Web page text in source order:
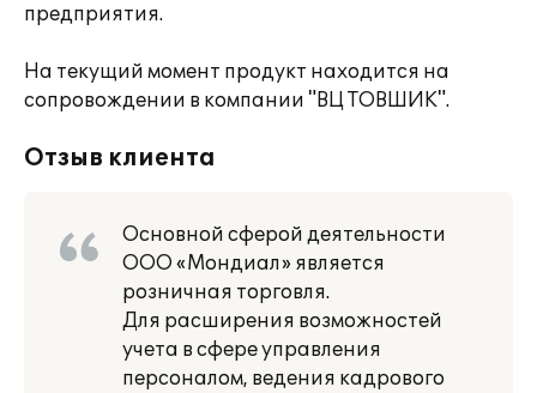
предприятия.
На текущий момент продукт находится на
сопровождении в компании "ВЦ ТОВШИК".
Отзыв клиента
Основной сферой деятельности
ООО «Мондиал» является
розничная торговля.
Для расширения возможностей
учета в сфере управления
персоналом, ведения кадрового